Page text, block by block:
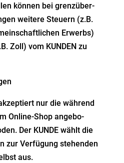
können bei grenz­über­
weitere Steuern (z.B.
Erwerbs)
Zoll) vom KUNDEN zu
nur die während
Online-Shop angebo­
Der KUNDE wählt die
zur Verfügung stehenden
aus.